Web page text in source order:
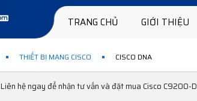
TRANG CHỦ GIỚI THIỆU
THIẾT BỊ MẠNG CISCO CISCO DNA
Liên hệ ngay để nhận tư vấn và đặt mua Cisco